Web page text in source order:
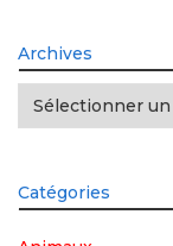
Archives
Archives
Catégories